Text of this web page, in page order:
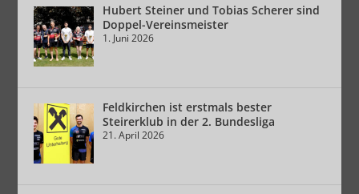
Hubert Steiner und Tobias Scherer sind
Doppel-Vereinsmeister
1. Juni 2026
Feldkirchen ist erstmals bester
Steirerklub in der 2. Bundesliga
21. April 2026